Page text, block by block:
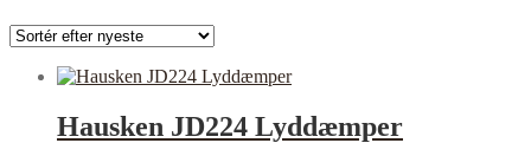
Hausken JD224 Lyddæmper